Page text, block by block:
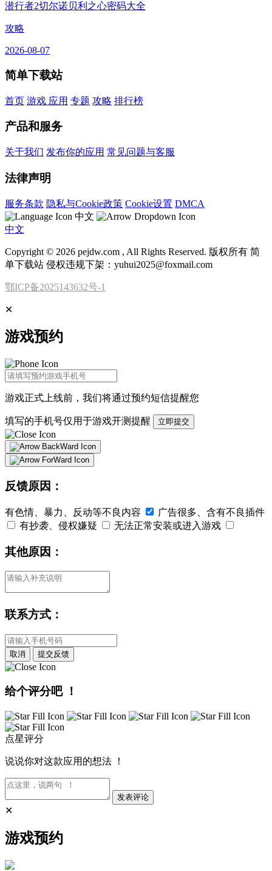
潜行者2切尔诺贝利之心密码大全
攻略
2026-08-07
简单下载站
首页 游戏 应用 专题 攻略 排行榜
产品和服务
关于我们 发布你的应用 常见问题与客服
法律声明
服务条款 隐私与Cookie政策 Cookie设置 DMCA
中文
中文
Copyright © 2026 pejdw.com , All Rights Reserved. 版权所有 简
单下载站 侵权违规下架：yuhui2025@foxmail.com
鄂ICP备2025143632号-1
✕
游戏预约
游戏正式上线前，我们将通过预约短信提醒您
填写的手机号仅用于游戏开测提醒 立即提交
反馈原因：
有色情、暴力、反动等不良内容
广告很多、含有不良插件
有抄袭、侵权嫌疑
无法正常安装或进入游戏
其他原因：
联系方式：
取消 提交反馈
给个评分吧 ！
点星评分
说说你对这款应用的想法 ！
发表评论
✕
游戏预约